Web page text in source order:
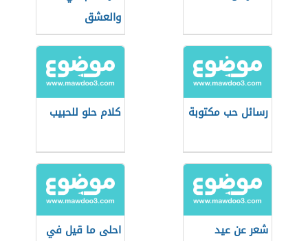
والعشق
رسائل حب مكتوبة كلام حلو للحبيب
شعر عن عيد
احلى ما قيل في